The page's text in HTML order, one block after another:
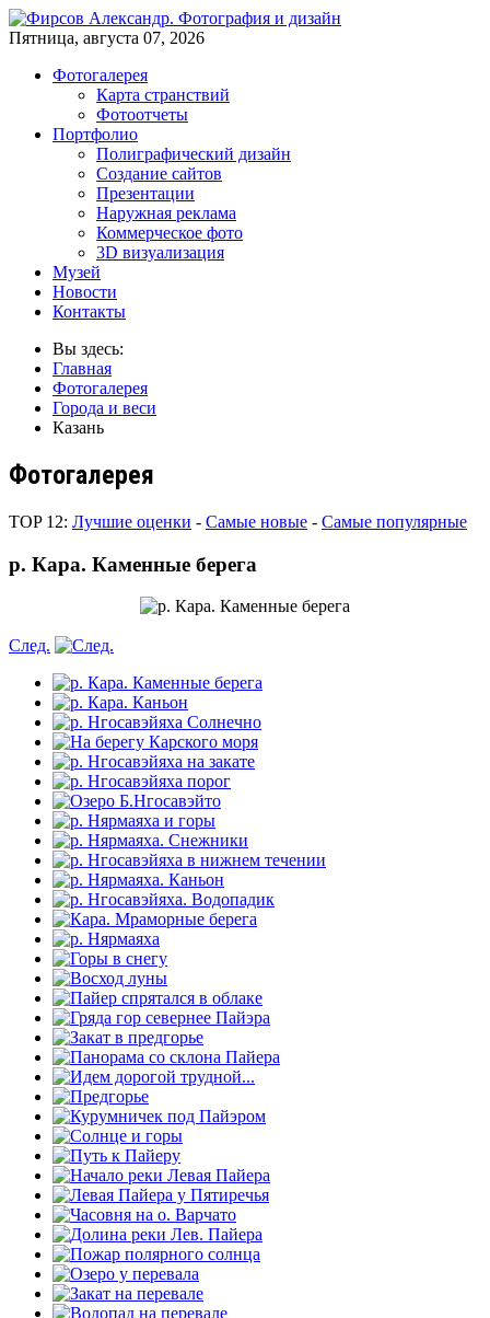
Пятница, августа 07, 2026
Фотогалерея
Карта странствий
Фотоотчеты
Портфолио
Полиграфический дизайн
Создание сайтов
Презентации
Наружная реклама
Коммерческое фото
3D визуализация
Музей
Новости
Контакты
Вы здесь:
Главная
Фотогалерея
Города и веси
Казань
Фотогалерея
TOP 12: Лучшие оценки - Самые новые - Самые популярные
р. Кара. Каменные берега
След.